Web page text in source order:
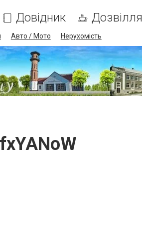
Довідник Дозвілля
Авто / Мото Нерухомість